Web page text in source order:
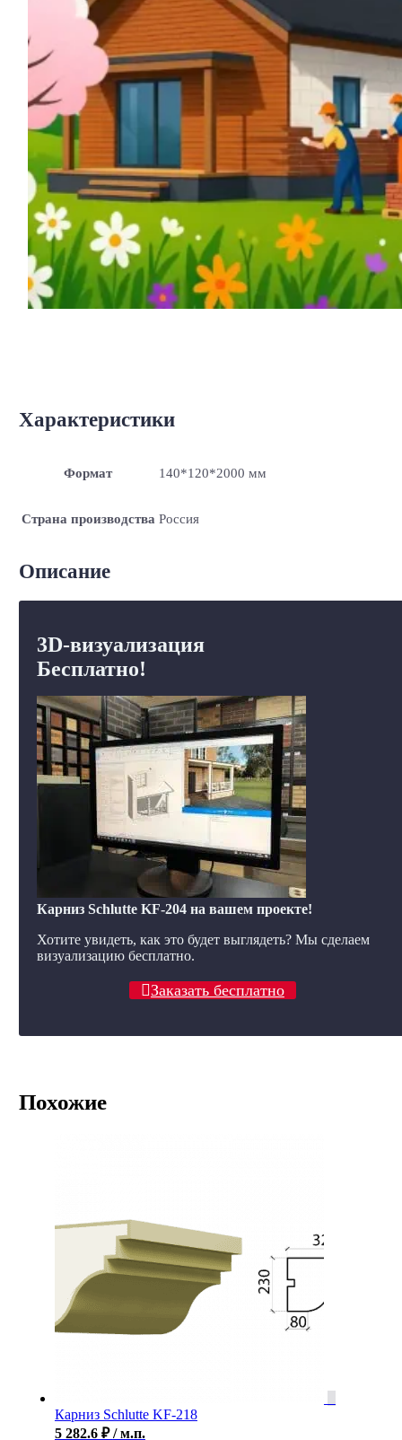
Характеристики
Формат 140*120*2000 мм
Страна производства Россия
Описание
3D-визуализация
Бесплатно!
Карниз Schlutte KF-204 на вашем проекте!
Хотите увидеть, как это будет выглядеть? Мы сделаем
визуализацию бесплатно.
Заказать бесплатно
Похожие
Карниз Schlutte KF-218
5 282.6 ₽ / м.п.